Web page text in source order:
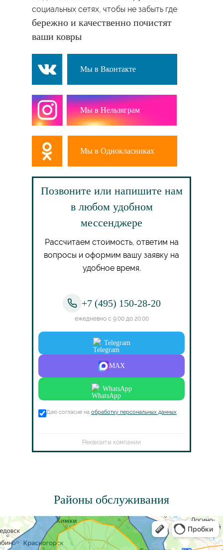
социальных сетях, чтобы не забыть где
бережно и качественно почистят
ваши ковры
Мы в Вконтакте
Мы в Нельзяграм
Мы в Однокласниках
Позвоните или напишите нам
в любом удобном
мессенджере
Рассчитаем стоимость, ответим на
вопросы и оформим вашу заявку на
удобное время.
+7 (495) 150-28-20
ежедневно с 9:00 до 20:00
Telegram
MAX
WhatsApp
Даю согласие на обработку персональных данных
Реквизиты компании
Районы обслуживания